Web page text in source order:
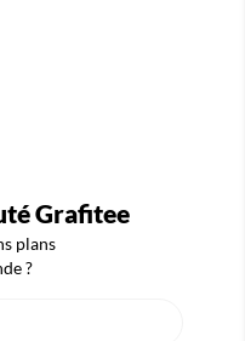
Grafitee
plans
?